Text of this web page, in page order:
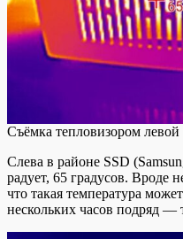
Съёмка тепловизором
Слева в районе SSD
радует, 65 градусов. Вроде
что такая температура
нескольких часов подряд —